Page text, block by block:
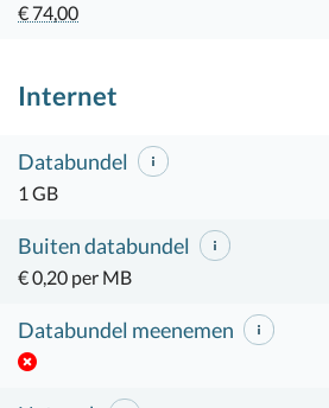
€ 74,00
Internet
Databundel
1 GB
Buiten databundel
€ 0,20 per MB
Databundel meenemen